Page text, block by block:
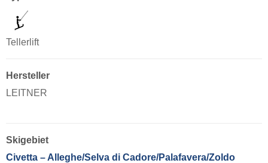
Tellerlift
Hersteller
LEITNER
Skigebiet
Civetta – Alleghe/​Selva di Cadore/​Palafavera/​Zoldo